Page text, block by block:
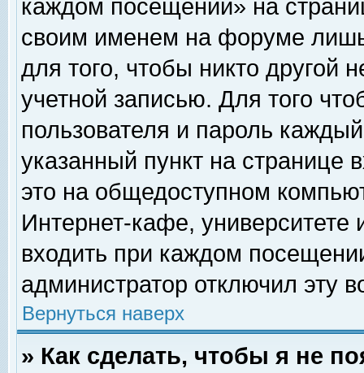
каждом посещении» на
своим именем на форуме
для того, чтобы никто другой
учетной записью. Для того
пользователя и пароль
указанный пункт на
это на общедоступном
Интернет-кафе, университете
входить при каждом
администратор отключил эту
Вернуться наверх
» Как сделать, чтобы я не